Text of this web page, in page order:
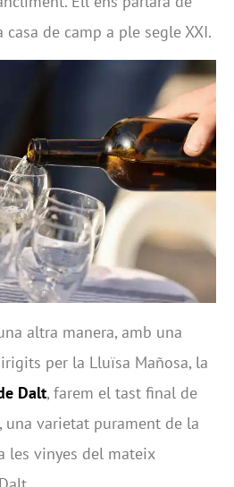
de camp a ple segle XXI.
altra manera, amb una
per la Lluïsa Mañosa, la
Dalt, farem el tast final de
, una varietat purament de la
les vinyes del mateix